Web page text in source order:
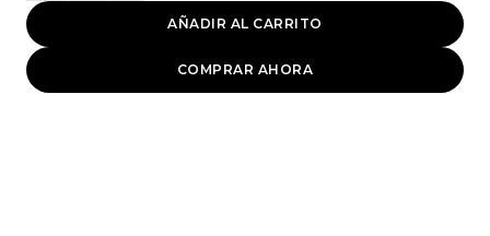
AÑADIR AL CARRITO
COMPRAR AHORA